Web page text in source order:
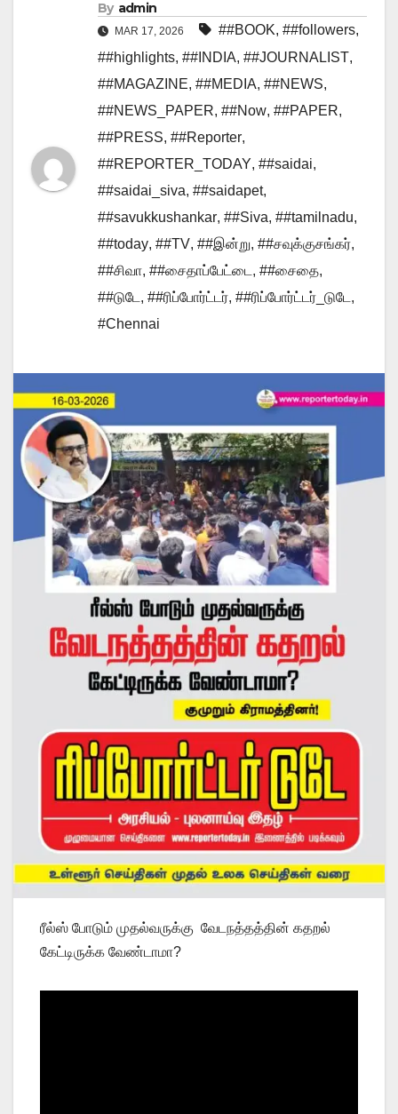
By admin
MAR 17, 2026 ##BOOK, ##followers,
##highlights, ##INDIA, ##JOURNALIST,
##MAGAZINE, ##MEDIA, ##NEWS,
##NEWS_PAPER, ##Now, ##PAPER,
##PRESS, ##Reporter,
##REPORTER_TODAY, ##saidai,
##saidai_siva, ##saidapet,
##savukkushankar, ##Siva, ##tamilnadu,
##today, ##TV, ##இன்று, ##சவுக்குசங்கர்,
##சிவா, ##சைதாப்பேட்டை , ##சைதை,
##டுடே , ##ரிப்போர்ட்டர், ##ரிப்போர்ட்டர்_டுடே ,
#Chennai
ரீல்ஸ் போடும் முதல்வருக்கு வேடநத்தத்தின் கதறல்
கேட்டிருக்க வேண்டாமா?